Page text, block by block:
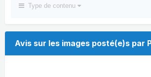
Type de contenu
Avis sur les images posté(e)s par